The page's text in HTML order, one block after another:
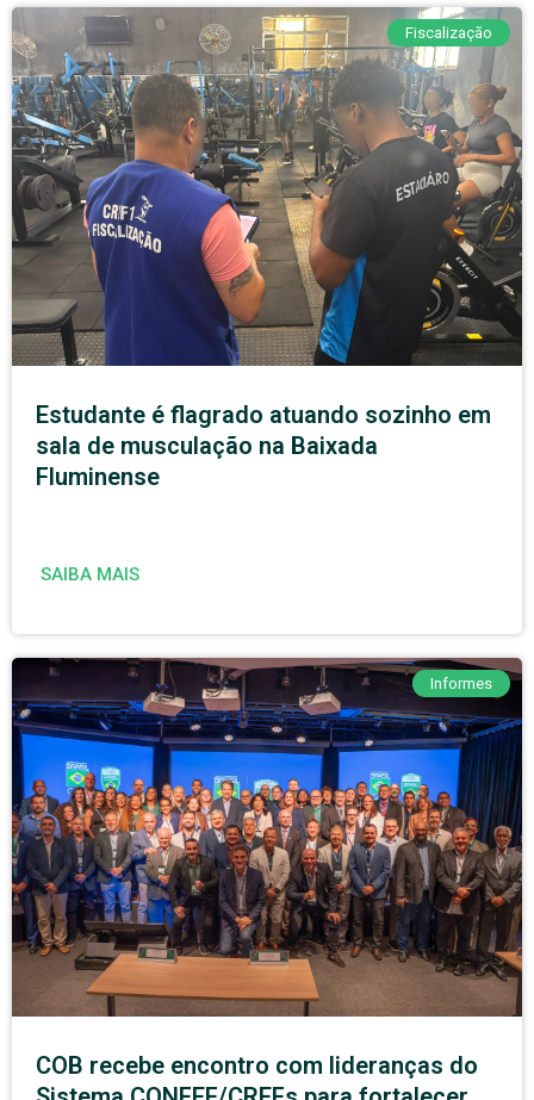
Fiscalização
Estudante é flagrado atuando sozinho em
sala de musculação na Baixada
Fluminense
SAIBA MAIS
Informes
COB recebe encontro com lideranças do